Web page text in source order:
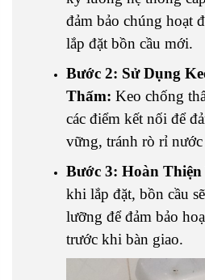
đảm bảo chúng hoạt
lắp đặt bồn cầu mới.
Bước 2: Sử Dụng
Thấm: Keo chống
các điểm kết nối để
vững, tránh rò rỉ
Bước 3: Hoàn
khi lắp đặt, bồn cầu
lưỡng để đảm bảo
trước khi bàn giao.